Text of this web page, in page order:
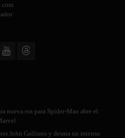
nueva era para Spider-Man abre el
John Galliano y desata un intenso